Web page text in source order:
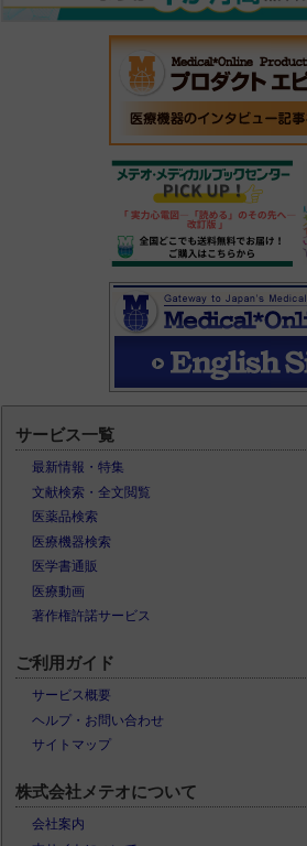
サービス一覧
最新情報・特集
文献検索・全文閲覧
医薬品検索
医療機器検索
医学書通販
医療動画
著作権許諾サービス
ご利用ガイド
サービス概要
ヘルプ・お問い合わせ
サイトマップ
株式会社メテオについて
会社案内